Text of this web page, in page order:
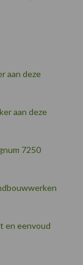
aan deze
aan deze
7250
en eenvoud